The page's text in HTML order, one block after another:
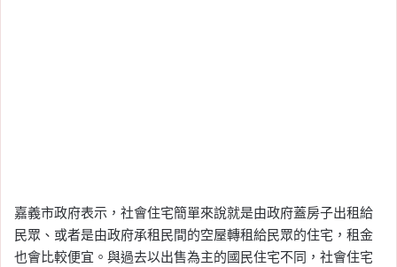
嘉義市政府表示，社會住宅簡單來說就是由政府蓋房子出租給
民眾、或者是由政府承租民間的空屋轉租給民眾的住宅，租金
也會比較便宜。與過去以出售為主的國民住宅不同，社會住宅